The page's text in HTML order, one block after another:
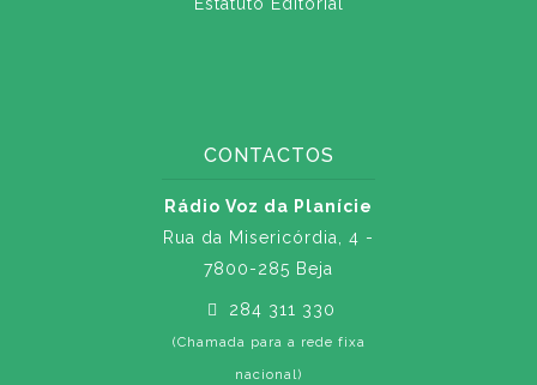
CONTACTOS
Rádio Voz da Planície
Rua da Misericórdia, 4 -
7800-285 Beja
284 311 330
(Chamada para a rede fixa
nacional)